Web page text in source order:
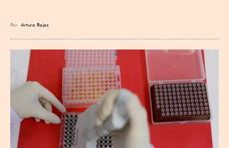
Por Arturo Rojas